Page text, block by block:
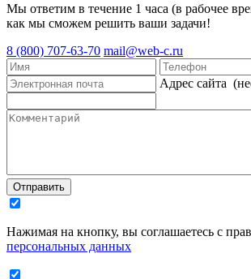
Мы ответим в течение 1 часа (в рабочее
как мы сможем решить ваши задачи!
8 (800) 707-63-70 mail@web-c.ru
Адрес сайта
Отправить
Нажимая на кнопку, вы соглашаетесь с
персональных данных